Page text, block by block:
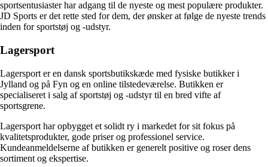
sportsentusiaster har adgang til de nyeste og mest populære produkter.
JD Sports er det rette sted for dem, der ønsker at følge de nyeste trends
inden for sportstøj og -udstyr.
Lagersport
Lagersport er en dansk sportsbutikskæde med fysiske butikker i
Jylland og på Fyn og en online tilstedeværelse. Butikken er
specialiseret i salg af sportstøj og -udstyr til en bred vifte af
sportsgrene.
Lagersport har opbygget et solidt ry i markedet for sit fokus på
kvalitetsprodukter, gode priser og professionel service.
Kundeanmeldelserne af butikken er generelt positive og roser dens
sortiment og ekspertise.